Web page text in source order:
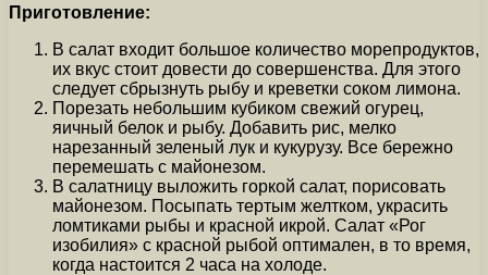
Приготовление:
В салат входит большое количество морепродуктов,
их вкус стоит довести до совершенства. Для этого
следует сбрызнуть рыбу и креветки соком лимона.
Порезать небольшим кубиком свежий огурец,
яичный белок и рыбу. Добавить рис, мелко
нарезанный зеленый лук и кукурузу. Все бережно
перемешать с майонезом.
В салатницу выложить горкой салат, порисовать
майонезом. Посыпать тертым желтком, украсить
ломтиками рыбы и красной икрой. Салат «Рог
изобилия» с красной рыбой оптимален, в то время,
когда настоится 2 часа на холоде.